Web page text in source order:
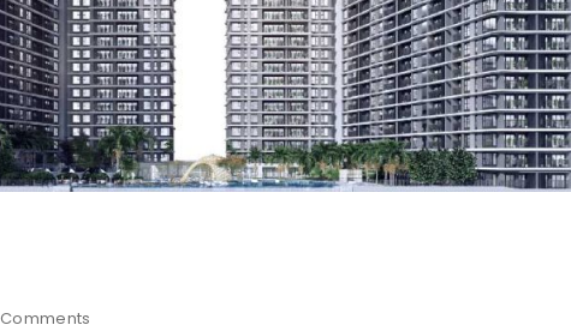
Comments